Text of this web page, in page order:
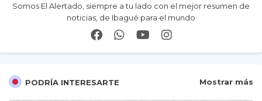
Somos El Alertado, siempre a tu lado con el mejor resumen de
noticias, de Ibagué para el mundo
PODRÍA INTERESARTE Mostrar más